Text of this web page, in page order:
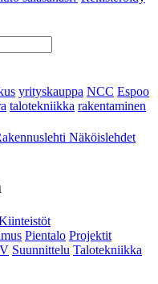
yrityskauppa NCC Espoo
talotekniikka rakentaminen
Näköislehdet
Pientalo Projektit
Suunnittelu Talotekniikka